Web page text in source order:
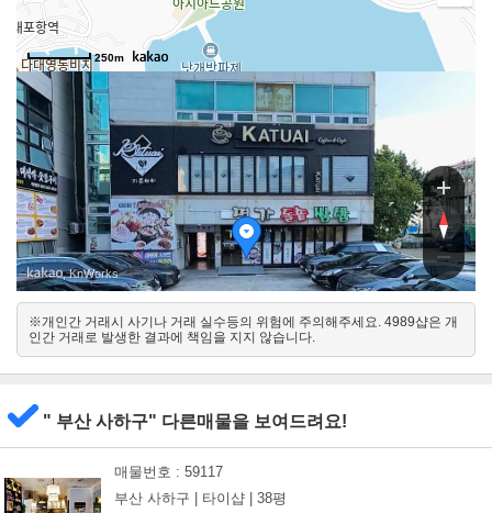
250m
북동
, KnWorks
※개인간 거래시 사기나 거래 실수등의 위험에 주의해주세요. 4989샵은 개
인간 거래로 발생한 결과에 책임을 지지 않습니다.
" 부산 사하구" 다른매물을 보여드려요!
매물번호 : 59117
부산 사하구 |
타이샵 | 38평